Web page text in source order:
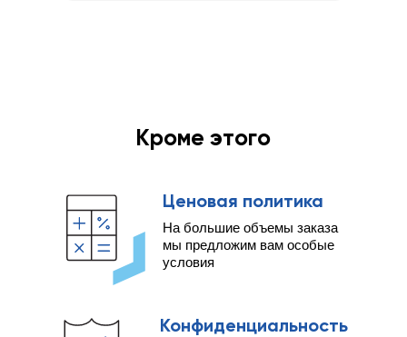
Кроме этого
Ценовая политика
Конфиденциальность
На большие объемы заказа
мы предложим вам особые
условия